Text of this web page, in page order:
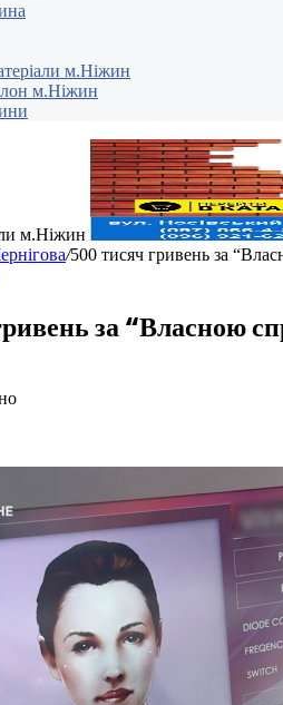
м.Ніжин
м.Ніжин
м.Ніжин
/500 тисяч гривень за
за “Власною